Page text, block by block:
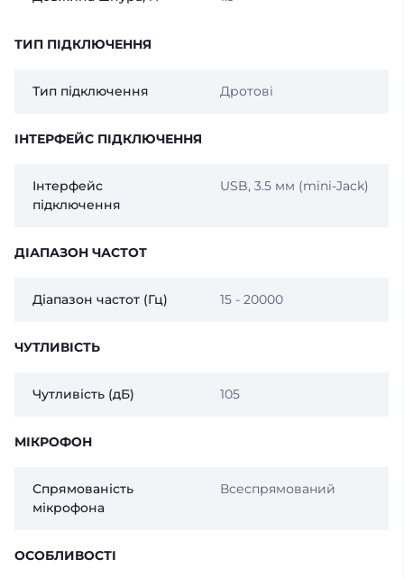
ТИП ПІДКЛЮЧЕННЯ
Тип підключення Дротові
ІНТЕРФЕЙС ПІДКЛЮЧЕННЯ
Інтерфейс
підключення
USB, 3.5 мм (mini-Jack)
ДІАПАЗОН ЧАСТОТ
Діапазон частот (Гц) 15 - 20000
ЧУТЛИВІСТЬ
Чутливість (дБ) 105
МІКРОФОН
Спрямованість
мікрофона
Всеспрямований
ОСОБЛИВОСТІ